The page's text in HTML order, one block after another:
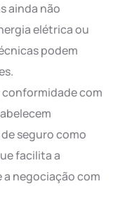
ainda não
elétrica ou
podem
conformidade com
seguro como
facilita a
a negociação com